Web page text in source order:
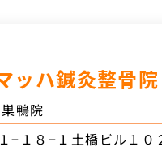
ッハ鍼灸整骨
鴨院
−１８−１土橋ビル１０